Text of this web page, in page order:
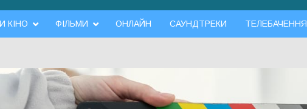
КІНО ФІЛЬМИ ОНЛАЙН САУНДТРЕКИ ТЕЛЕБАЧЕННЯ